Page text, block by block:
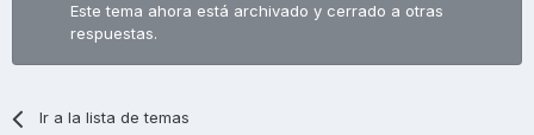
Este tema ahora está archivado y cerrado a otras
respuestas.
Ir a la lista de temas